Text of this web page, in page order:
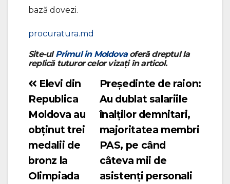
bază dovezi.
procuratura.md
Site-ulPrimul in Moldovaoferă dreptul la
replică tuturor celor vizați în articol.
Navigare
în
articole
Președinte de raion:
Au dublat salariile
înalților demnitari,
majoritatea membri
PAS, pe când
câteva mii de
asistenți personali
Elevi din
Republica
Moldova au
obținut trei
medalii de
bronz la
Olimpiada